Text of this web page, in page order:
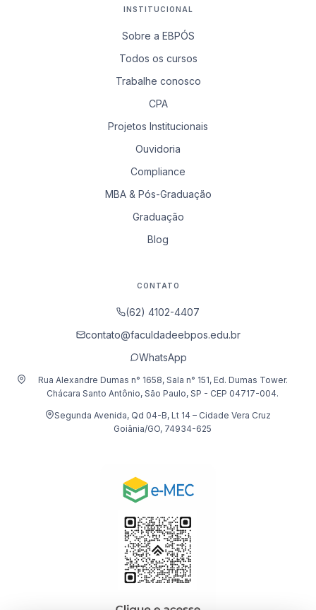
INSTITUCIONAL
Sobre a EBPÓS
Todos os cursos
Trabalhe conosco
CPA
Projetos Institucionais
Ouvidoria
Compliance
MBA & Pós-Graduação
Graduação
Blog
CONTATO
(62) 4102-4407
contato@faculdadeebpos.edu.br
WhatsApp
Rua Alexandre Dumas n° 1658, Sala n° 151, Ed. Dumas Tower.
Chácara Santo Antônio, São Paulo, SP - CEP 04717-004.
Segunda Avenida, Qd 04-B, Lt 14 – Cidade Vera Cruz
Goiânia/GO, 74934-625